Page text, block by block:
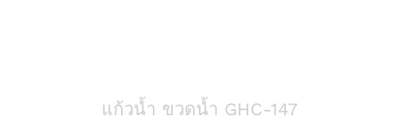
แก้วน้ำ ขวดน้ำ GHC-147